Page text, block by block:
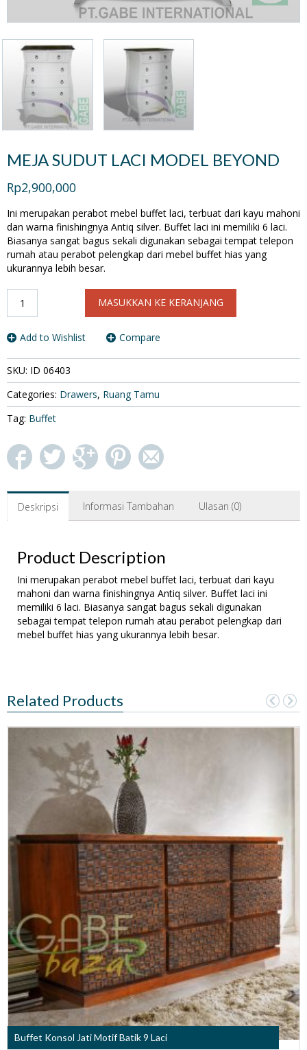
MEJA SUDUT LACI MODEL BEYOND
Rp2,900,000
Ini merupakan perabot mebel buffet laci, terbuat dari kayu mahoni
dan warna finishingnya Antiq silver. Buffet laci ini memiliki 6 laci.
Biasanya sangat bagus sekali digunakan sebagai tempat telepon
rumah atau perabot pelengkap dari mebel buffet hias yang
ukurannya lebih besar.
MEJA
LACI
BEYOND
MASUKKAN KE KERANJANG
Add to Wishlist Compare
SKU: ID 06403
Categories: Drawers, Ruang Tamu
Tag: Buffet
Deskripsi Informasi Tambahan Ulasan (0)
Product Description
Ini merupakan perabot mebel buffet laci, terbuat dari kayu
mahoni dan warna finishingnya Antiq silver. Buffet laci ini
memiliki 6 laci. Biasanya sangat bagus sekali digunakan
sebagai tempat telepon rumah atau perabot pelengkap dari
mebel buffet hias yang ukurannya lebih besar.
Related Products
Buffet Konsol Jati Motif Batik 9 Laci